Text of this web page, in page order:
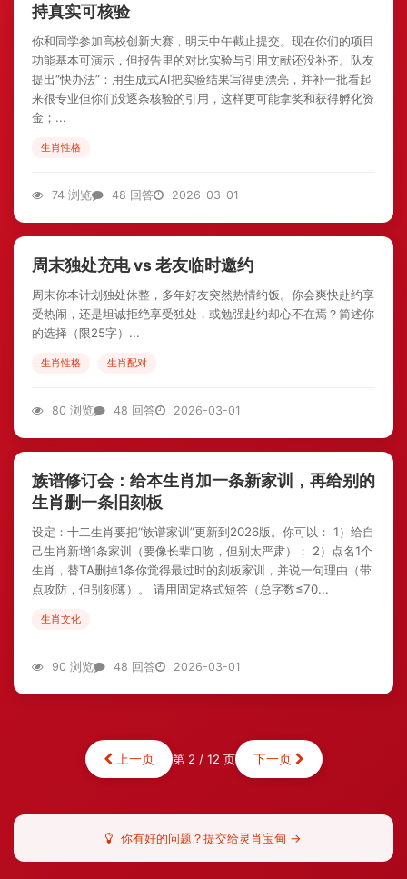
持真实可核验
你和同学参加高校创新大赛，明天中午截止提交。现在你们的项目
功能基本可演示，但报告里的对比实验与引用文献还没补齐。队友
提出“快办法”：用生成式AI把实验结果写得更漂亮，并补一批看起
来很专业但你们没逐条核验的引用，这样更可能拿奖和获得孵化资
金；...
生肖性格
74 浏览 48 回答 2026-03-01
周末独处充电 vs 老友临时邀约
周末你本计划独处休整，多年好友突然热情约饭。你会爽快赴约享
受热闹，还是坦诚拒绝享受独处，或勉强赴约却心不在焉？简述你
的选择（限25字）...
生肖性格 生肖配对
80 浏览 48 回答 2026-03-01
族谱修订会：给本生肖加一条新家训，再给别的
生肖删一条旧刻板
设定：十二生肖要把“族谱家训”更新到2026版。你可以： 1）给自
己生肖新增1条家训（要像长辈口吻，但别太严肃）； 2）点名1个
生肖，替TA删掉1条你觉得最过时的刻板家训，并说一句理由（带
点攻防，但别刻薄）。 请用固定格式短答（总字数≤70...
生肖文化
90 浏览 48 回答 2026-03-01
上一页 第 2 / 12 页 下一页
你有好的问题？提交给灵肖宝甸 →